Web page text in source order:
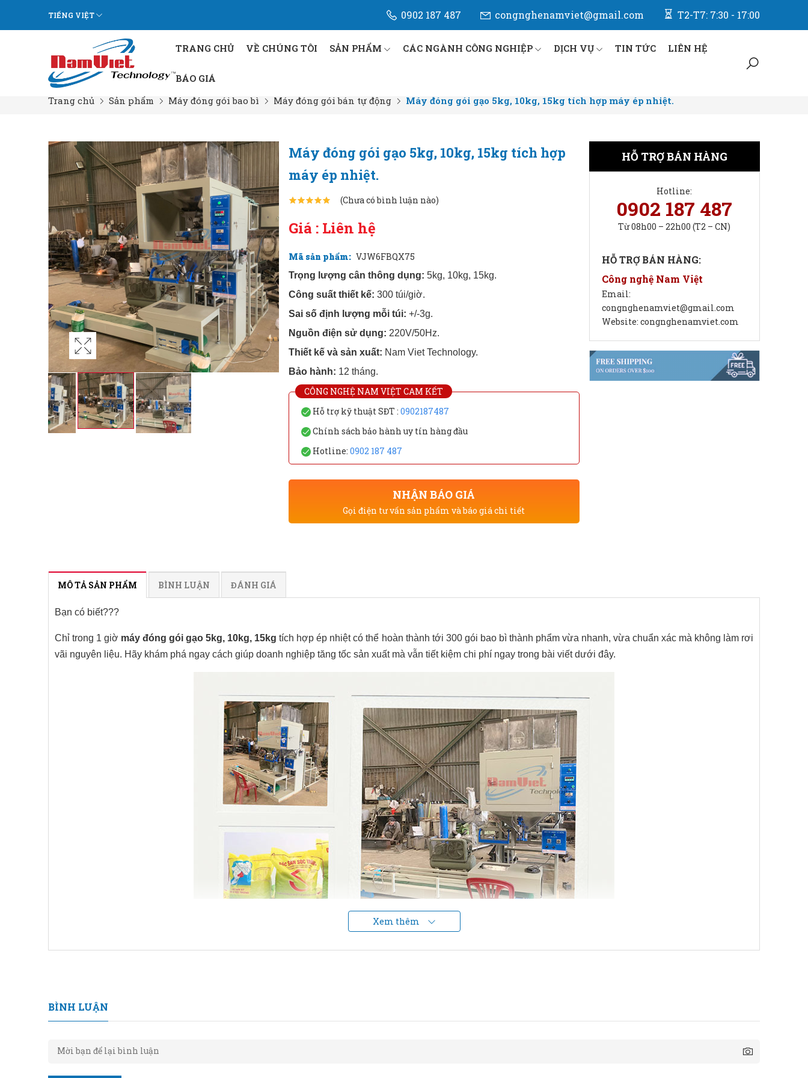
TIẾNG VIỆT 0902 187 487 congnghenamviet@gmail.com T2-T7: 7:30 - 17:00
TRANG CHỦ VỀ CHÚNG TÔI SẢN PHẨM CÁC NGÀNH CÔNG NGHIỆP DỊCH VỤ TIN TỨC LIÊN HỆ
BÁO GIÁ
Trang chủ
Sản phẩm Máy đóng gói bao bì Máy đóng gói bán tự động Máy đóng gói gạo 5kg, 10kg, 15kg tích hợp máy ép nhiệt.
Máy đóng gói gạo 5kg, 10kg, 15kg tích hợp
máy ép nhiệt.
(Chưa có bình luận nào)
Giá : Liên hệ
Mã sản phẩm: VJW6FBQX75
Trọng lượng cân thông dụng: 5kg, 10kg, 15kg.
Công suất thiết kế: 300 túi/giờ.
Sai số định lượng mỗi túi: +/-3g.
Nguồn điện sử dụng: 220V/50Hz.
Thiết kế và sản xuất: Nam Viet Technology.
Bảo hành: 12 tháng.
CÔNG NGHỆ NAM VIỆT CAM KẾT
Hỗ trợ kỹ thuật SĐT : 0902187487
Chính sách bảo hành uy tín hàng đầu
Hotline: 0902 187 487
NHẬN BÁO GIÁ
Gọi điện tư vấn sản phẩm và báo giá chi tiết
HỖ TRỢ BÁN HÀNG
Hotline:
0902 187 487
Từ 08h00 – 22h00 (T2 – CN)
HỖ TRỢ BÁN HÀNG:
Công nghệ Nam Việt
Email:
congnghenamviet@gmail.com
Website: congnghenamviet.com
MÔ TẢ SẢN PHẨM BÌNH LUẬN ĐÁNH GIÁ
Bạn có biết???
Chỉ trong 1 giờ máy đóng gói gạo 5kg, 10kg, 15kg tích hợp ép nhiệt có thể hoàn thành tới 300 gói bao bì thành phẩm vừa nhanh, vừa chuẩn xác mà không làm rơi
vãi nguyên liệu. Hãy khám phá ngay cách giúp doanh nghiệp tăng tốc sản xuất mà vẫn tiết kiệm chi phí ngay trong bài viết dưới đây.
Xem thêm
BÌNH LUẬN